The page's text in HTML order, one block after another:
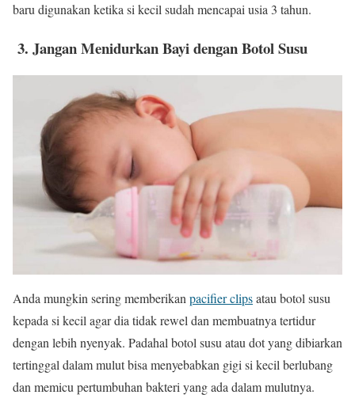
baru digunakan ketika si kecil sudah mencapai usia 3 tahun.
3. Jangan Menidurkan Bayi dengan Botol Susu
Anda mungkin sering memberikanpacifier clipsatau botol susu
kepada si kecil agar dia tidak rewel dan membuatnya tertidur
dengan lebih nyenyak. Padahal botol susu atau dot yang dibiarkan
tertinggal dalam mulut bisa menyebabkan gigi si kecil berlubang
dan memicu pertumbuhan bakteri yang ada dalam mulutnya.